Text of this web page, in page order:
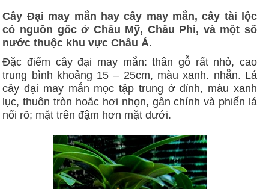
Cây Đại may mắn hay cây may mắn, cây tài lộc
có nguồn gốc ở Châu Mỹ, Châu Phi, và một số
nước thuộc khu vực Châu Á.
Đặc điểm cây đại may mắn: thân gỗ rất nhỏ, cao
trung bình khoảng 15 – 25cm, màu xanh. nhẵn. Lá
cây đại may mắn mọc tập trung ở đỉnh, màu xanh
lục, thuôn tròn hoăc hơi nhọn, gân chính và phiến lá
nổi rõ; mặt trên đậm hơn mặt dưới.